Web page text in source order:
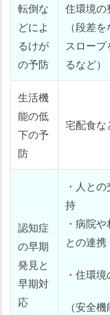
転倒な
どによ
るけが
の予防
住環境の
（段差を
スロー
るなど）
生活機
能の低
下の予
防
宅配食な
認知症
の早期
発見と
早期対
応
・人と
持
・病院
との連携
・住環
（安全